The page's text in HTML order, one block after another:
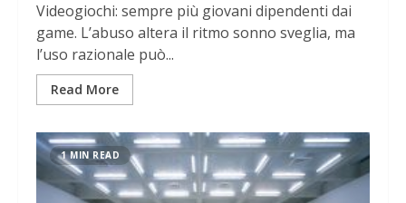
Videogiochi: sempre più giovani dipendenti dai
game. L’abuso altera il ritmo sonno sveglia, ma
l’uso razionale può...
Read More
1 MIN READ